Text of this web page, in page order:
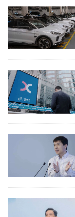
商
業
科
技
職
場
生
時
事
欄